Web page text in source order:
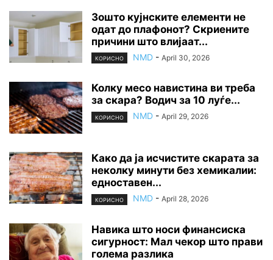
Зошто кујнските елементи не
одат до плафонот? Скриените
причини што влијаат...
КОРИСНО NMD - April 30, 2026
Колку месо навистина ви треба
за скара? Водич за 10 луѓе...
КОРИСНО NMD - April 29, 2026
Како да ја исчистите скарата за
неколку минути без хемикалии:
едноставен...
КОРИСНО NMD - April 28, 2026
Навика што носи финансиска
сигурност: Мал чекор што прави
голема разлика